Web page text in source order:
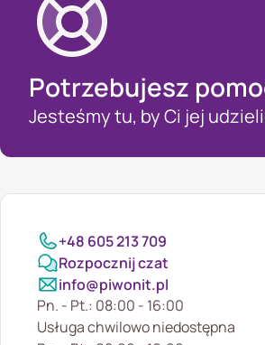
Potrzebujesz
Jesteśmy tu, by Ci jej
+48 605 213 709
Rozpocznij czat
info@piwonit.pl
Pn. - Pt.: 08:00 - 16:00
Usługa chwilowo niedostępna